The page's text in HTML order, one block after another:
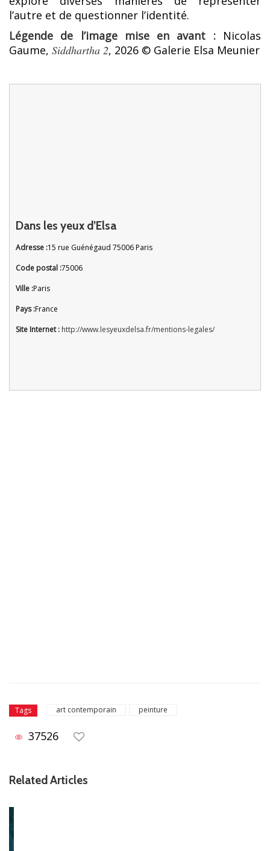
l’autre et de questionner l’identité.
Légende de l’image mise en avant : Nicolas
Gaume, Siddhartha 2, 2026 © Galerie Elsa Meunier
Dans les yeux d’Elsa
Adresse :15 rue Guénégaud 75006 Paris
Code postal :75006
Ville :Paris
Pays :France
Site Internet : http://www.lesyeuxdelsa.fr/mentions-legales/
Tags art contemporain peinture
37526
Related Articles